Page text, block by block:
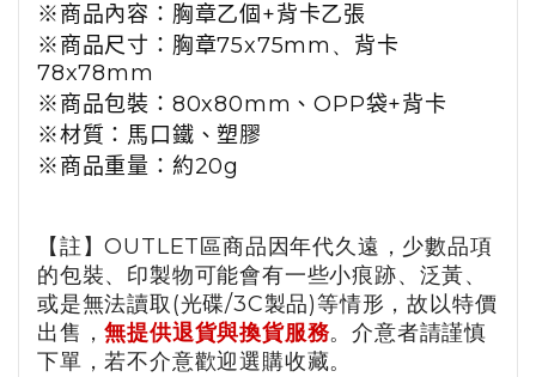
※商品內容： 胸章乙個+背卡乙張
※商品尺寸：胸章75x75mm 、 背卡
78x78mm
※商品包裝： 80x80mm、OPP袋+背卡
※材質： 馬口鐵、塑膠
※商品重量：約20g
【註】OUTLET區商品因年代久遠，少數品項
的包裝、印製物可能會有一些小痕跡、泛黃、
或是無法讀取(光碟/3C製品)等情形，故以特價
出售，無提供退貨與換貨服務。介意者請謹慎
下單，若不介意歡迎選購收藏。